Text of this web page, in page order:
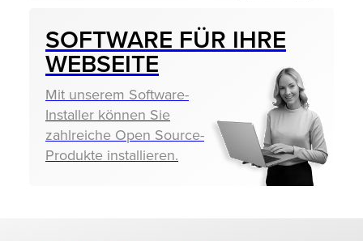
SOFTWARE FÜR IHRE
WEBSEITE
Mit unserem Software-
Installer können Sie
zahlreiche Open Source-
Produkte installieren.